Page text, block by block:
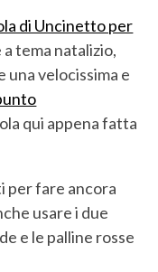
di Uncinetto per
tema natalizio,
una velocissima e
qui appena fatta
per fare ancora
usare i due
e le palline rosse